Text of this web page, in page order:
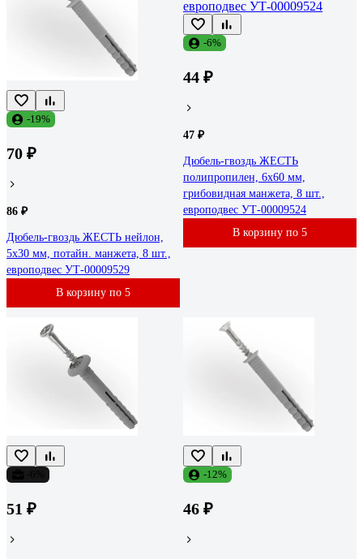
-19%
70 ₽
86 ₽
Дюбель-гвоздь ЖЕСТЬ нейлон,
5x30 мм, потайн. манжета, 8 шт.,
европодвес УТ-00009529
В корзину по 5
-6%
44 ₽
47 ₽
Дюбель-гвоздь ЖЕСТЬ
полипропилен, 6x60 мм,
грибовидная манжета, 8 шт.,
европодвес УТ-00009524
В корзину по 5
51 ₽
-12%
46 ₽